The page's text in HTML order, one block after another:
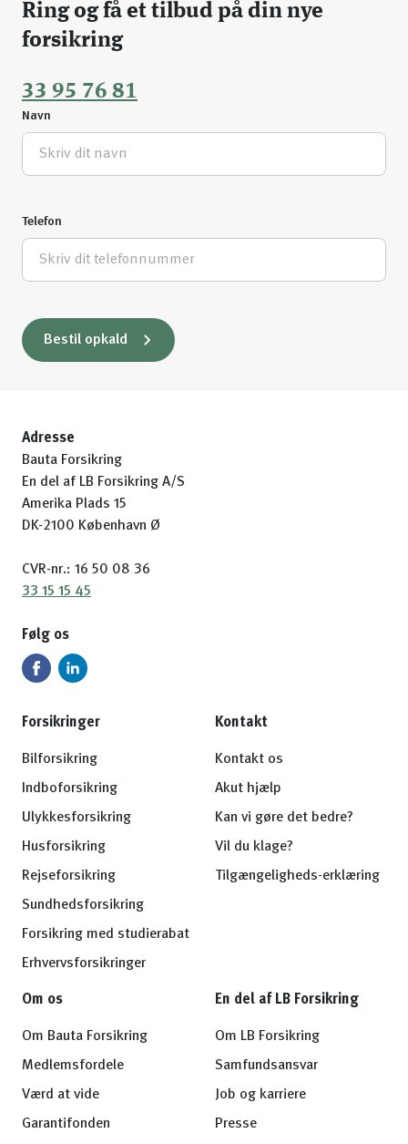
Ring og få et tilbud på din nye
forsikring
33 95 76 81
Navn
Telefon
Bestil opkald
Adresse
Bauta Forsikring
En del af LB Forsikring A/S
Amerika Plads 15
DK-2100 København Ø
CVR-nr.: 16 50 08 36
33 15 15 45
Følg os
Forsikringer
Bilforsikring
Indboforsikring
Ulykkesforsikring
Husforsikring
Rejseforsikring
Sundhedsforsikring
Forsikring med studierabat
Erhvervsforsikringer
Kontakt
Kontakt os
Akut hjælp
Kan vi gøre det bedre?
Vil du klage?
Tilgængeligheds-erklæring
Om os
Om Bauta Forsikring
Medlemsfordele
Værd at vide
Garantifonden
En del af LB Forsikring
Om LB Forsikring
Samfundsansvar
Job og karriere
Presse